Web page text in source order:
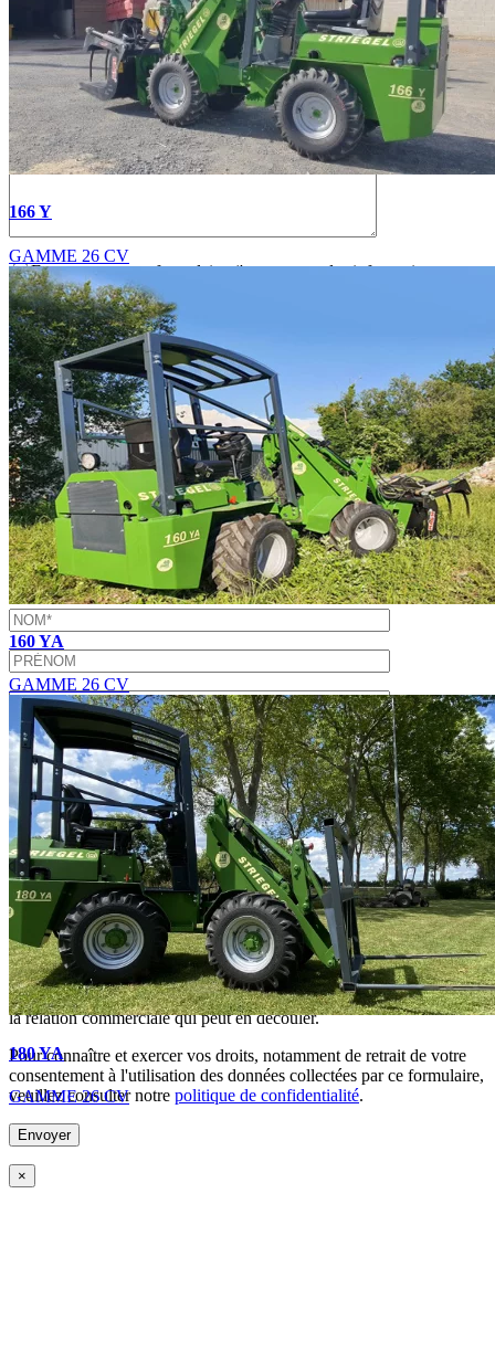
166 Y
GAMME 26 CV
160 YA
GAMME 26 CV
180 YA
GAMME 26 CV
En soumettant ce formulaire, j'accepte que les informations
saisies soient exploitées dans le cadre de la demande de devis et de
la relation commerciale qui peut en découler.
Pour connaître et exercer vos droits, notamment de retrait de votre
consentement à l'utilisation des données collectées par ce formulaire,
veuillez consulter notrepolitique de confidentialité.
×
×
CONTACTEZ-NOUS
En soumettant ce formulaire, j'accepte que les informations
saisies soient exploitées dans le cadre de la demande de devis et de
la relation commerciale qui peut en découler.
Pour connaître et exercer vos droits, notamment de retrait de votre
consentement à l'utilisation des données collectées par ce formulaire,
veuillez consulter notre politique de confidentialité.
×